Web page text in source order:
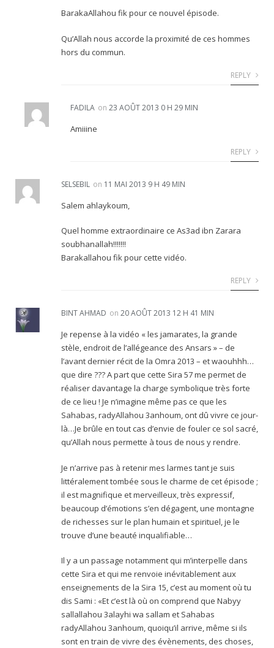
BarakaAllahou fik pour ce nouvel épisode.
Qu’Allah nous accorde la proximité de ces hommes
hors du commun.
REPLY
FADILA on 23 AOÛT 2013 0 H 29 MIN
Amiiine
REPLY
SELSEBIL on 11 MAI 2013 9 H 49 MIN
Salem ahlaykoum,
Quel homme extraordinaire ce As3ad ibn Zarara
soubhanallah!!!!!!!
Barakallahou fik pour cette vidéo.
REPLY
BINT AHMAD on 20 AOÛT 2013 12 H 41 MIN
Je repense à la vidéo « les jamarates, la grande
stèle, endroit de l’allégeance des Ansars » – de
l’avant dernier récit de la Omra 2013 – et waouhhh…
que dire ??? A part que cette Sira 57 me permet de
réaliser davantage la charge symbolique très forte
de ce lieu ! Je n’imagine même pas ce que les
Sahabas, radyAllahou 3anhoum, ont dû vivre ce jour-
là…Je brûle en tout cas d’envie de fouler ce sol sacré,
qu’Allah nous permette à tous de nous y rendre.
Je n’arrive pas à retenir mes larmes tant je suis
littéralement tombée sous le charme de cet épisode ;
il est magnifique et merveilleux, très expressif,
beaucoup d’émotions s’en dégagent, une montagne
de richesses sur le plan humain et spirituel, je le
trouve d’une beauté inqualifiable…
Il y a un passage notamment qui m’interpelle dans
cette Sira et qui me renvoie inévitablement aux
enseignements de la Sira 15, c’est au moment où tu
dis Sami : «Et c’est là où on comprend que Nabyy
sallallahou 3alayhi wa sallam et Sahabas
radyAllahou 3anhoum, quoiqu’il arrive, même si ils
sont en train de vivre des évènements, des choses,